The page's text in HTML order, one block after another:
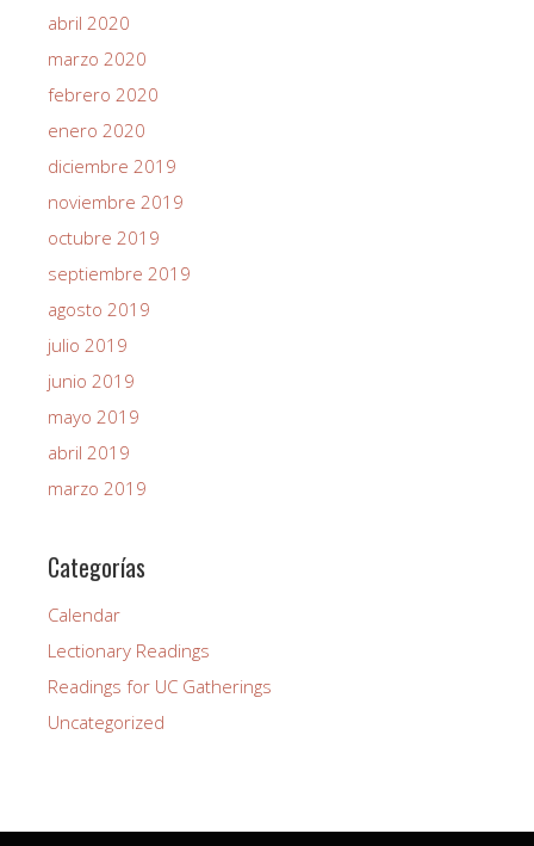
abril 2020
marzo 2020
febrero 2020
enero 2020
diciembre 2019
noviembre 2019
octubre 2019
septiembre 2019
agosto 2019
julio 2019
junio 2019
mayo 2019
abril 2019
marzo 2019
Categorías
Calendar
Lectionary Readings
Readings for UC Gatherings
Uncategorized